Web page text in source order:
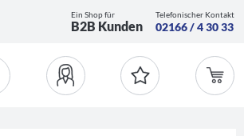
Ein Shop für
B2B Kunden
Telefonischer Kontakt
02166 / 4 30 33